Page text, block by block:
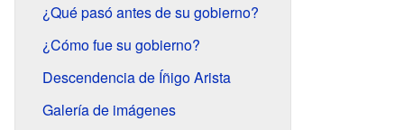
¿Qué pasó antes de su gobierno?
¿Cómo fue su gobierno?
Descendencia de Íñigo Arista
Galería de imágenes